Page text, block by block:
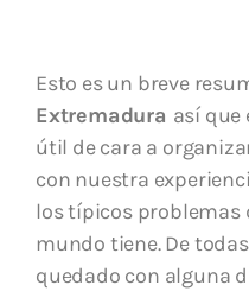
Esto es un breve
Extremadura así que
útil de cara a
con nuestra
los típicos problemas
mundo tiene. De
quedado con alguna